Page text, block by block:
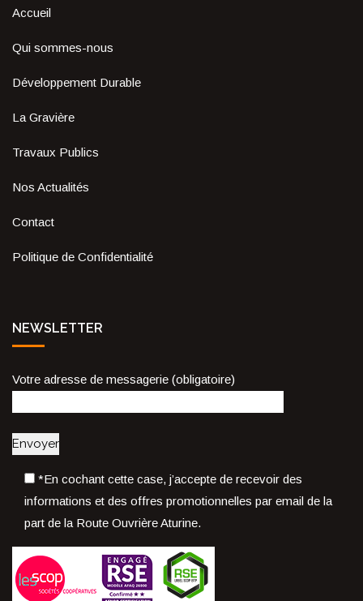
Accueil
Qui sommes-nous
Développement Durable
La Gravière
Travaux Publics
Nos Actualités
Contact
Politique de Confidentialité
NEWSLETTER
Votre adresse de messagerie (obligatoire)
*En cochant cette case, j’accepte de recevoir des
informations et des offres promotionnelles par email de la
part de la Route Ouvrière Aturine.